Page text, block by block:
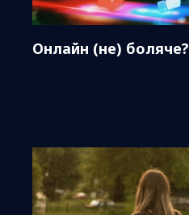
Онлайн (не) боляче?